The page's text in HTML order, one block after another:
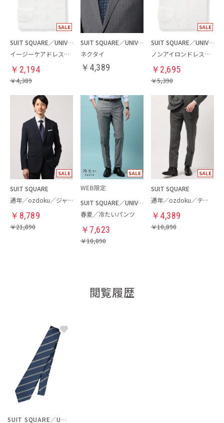
SUIT SQUARE／UNIVERSAL LANGUAGE
イージーケアドレスシャツ
￥ 2,194
￥4,389
SUIT SQUARE／UNIVERSAL LANGUAGE
ネクタイ
￥ 4,389
SUIT SQUARE／UNIVERSAL LANGUAGE
ノンアイロンドレスシャツ
￥ 2,695
￥5,390
SUIT SQUARE
通年／ozdoku／ジャケット
￥ 8,789
￥21,890
SUIT SQUARE／UNIVERSAL LANGUAGE
春夏／冷たいパンツ
￥ 7,623
￥10,890
SUIT SQUARE
通年／ozdoku／テーパードパンツ
￥ 4,389
￥10,890
閲覧履歴
SUIT SQUARE／UNIVERSAL LANGUAGE